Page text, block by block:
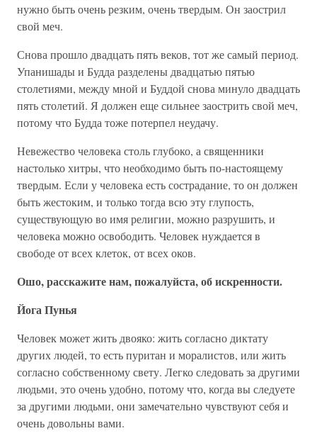
нужно быть очень резким, очень твердым. Он заострил
свой меч.
Снова прошло двадцать пять веков, тот же самый период.
Упанишады и Будда разделены двадцатью пятью
столетиями, между мной и Буддой снова минуло двадцать
пять столетий. Я должен еще сильнее заострить свой меч,
потому что Будда тоже потерпел неудачу.
Невежество человека столь глубоко, а священники
настолько хитры, что необходимо быть по-настоящему
твердым. Если у человека есть сострадание, то он должен
быть жестоким, и только тогда всю эту глупость,
существующую во имя религии, можно разрушить, и
человека можно освободить. Человек нуждается в
свободе от всех клеток, от всех оков.
Ошо, расскажите нам, пожалуйста, об искренности.
Йога Пунья
Человек может жить двояко: жить согласно диктату
других людей, то есть пуритан и моралистов, или жить
согласно собственному свету. Легко следовать за другими
людьми, это очень удобно, потому что, когда вы следуете
за другими людьми, они замечательно чувствуют себя и
очень довольны вами.